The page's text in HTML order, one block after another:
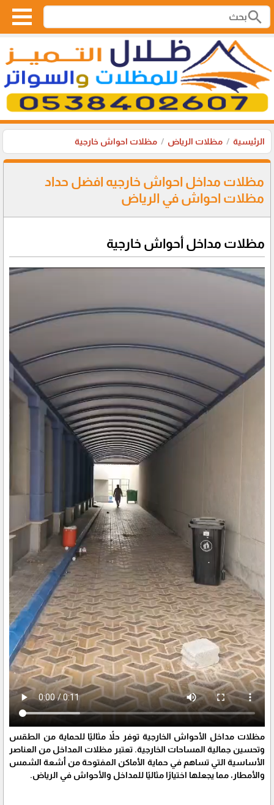
search
الرئيسية مظلات الرياض مظلات احواش خارجية
مظلات مداخل احواش خارجيه افضل حداد
مظلات احواش في الرياض
مظلات مداخل أحواش خارجية
مظلات مداخل الأحواش الخارجية توفر حلاً مثاليًا للحماية من الطقس
وتحسين جمالية المساحات الخارجية. تعتبر مظلات المداخل من العناصر
الأساسية التي تساهم في حماية الأماكن المفتوحة من أشعة الشمس
والأمطار، مما يجعلها اختيارًا مثاليًا للمداخل والأحواش في الرياض.